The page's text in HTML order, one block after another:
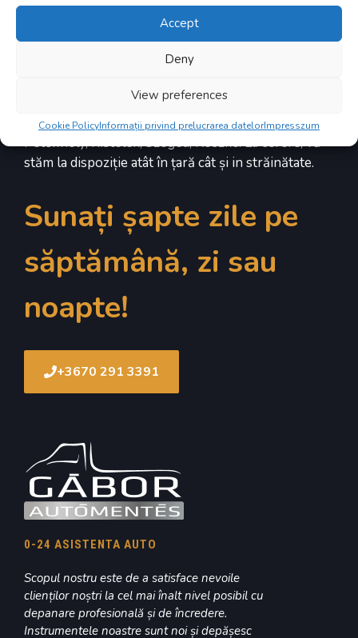
Accept
Deny
View preferences
Cookie PolicyInformații privind prelucrarea datelorImpresszum
0-24 ASISTENTA AUTO
Scopul nostru este de a satisface nevoile
clienților noștri la cel mai înalt nivel posibil cu
depanare profesională și de încredere.
Instrumentele noastre sunt noi și depășesc
DEPANARE DE-A LUNGUL ÎNTREGII LINII
A AUTOSTRĂZII M5 ȘI ÎN
În regiunea Kecskemét, Lajosmizse, Örkény, Dabas,
Inárcs, Gyál, Kiskunfélegyháza, Kiskunmajsa,
Petőfihely, Kistelek, Szeged, Röszke. La cerere, vă
stăm la dispoziție atât în țară cât și in străinătate.
Sunați șapte zile pe
săptămână, zi sau
noapte!
+3670 291 3391